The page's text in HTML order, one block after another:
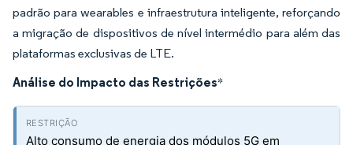
padrão para wearables e infraestrutura inteligente, reforçando
a migração de dispositivos de nível intermédio para além das
plataformas exclusivas de LTE.
Análise do Impacto das Restrições*
Alto consumo de energia dos módulos 5G em